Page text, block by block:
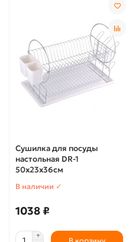
Сушилка для посуды
настольная DR-1
50х23х36см
В наличии ✓
1038 ₽
В корзину